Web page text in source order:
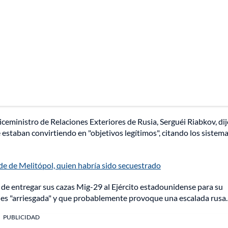
de Relaciones Exteriores de Rusia, Serguéi Riabkov,
convirtiendo en "objetivos legítimos", citando los
de Melitópol, quien habría sido secuestrado
entregar sus cazas Mig-29 al Ejército estadounidense para su
"arriesgada" y que probablemente provoque una escalada rusa.
PUBLICIDAD